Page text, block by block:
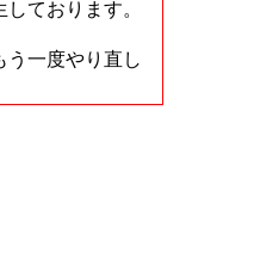
ております。
う一度やり直し